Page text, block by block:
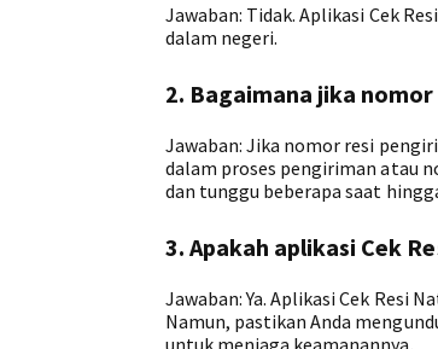
Jawaban: Tidak. Aplikasi Cek
dalam negeri.
2. Bagaimana jika
Jawaban: Jika nomor resi
dalam proses pengiriman atau
dan tunggu beberapa saat
3. Apakah aplikasi Cek
Jawaban: Ya. Aplikasi Cek Resi
Namun, pastikan Anda
untuk menjaga keamanannya.